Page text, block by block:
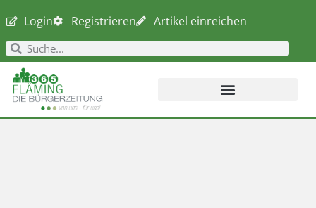
Login Registrieren Artikel einreichen